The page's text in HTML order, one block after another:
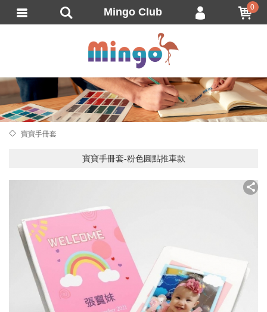
寶寶手冊套
寶寶手冊套-粉色圓點推車款
Mingo Club 0
會員註冊
忘記密碼
訂單查詢
匯款通知